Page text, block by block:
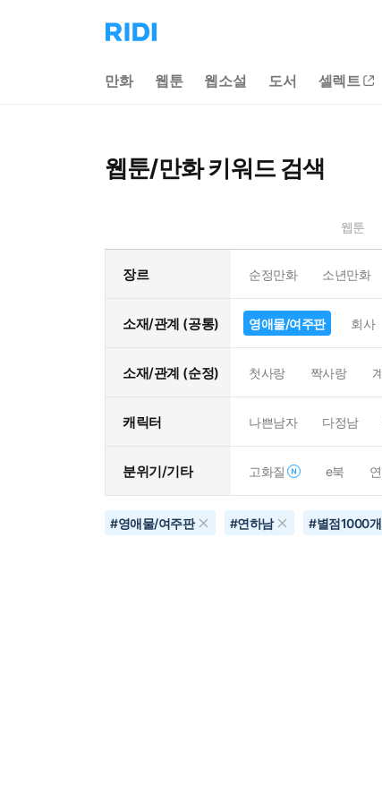
리
디
으
만화 웹툰 웹소설 도서 셀렉트
웹툰/만화 키워드 검색
웹툰
장르 순정만화 소년만화
소재/관계 (공통) 영애물/여주판 회사
소재/관계 (순정) 첫사랑 짝사랑
캐릭터 나쁜남자 다정남
분위기/기타 고화질 e북
#영애물/여주판 #연하남 #별점1000